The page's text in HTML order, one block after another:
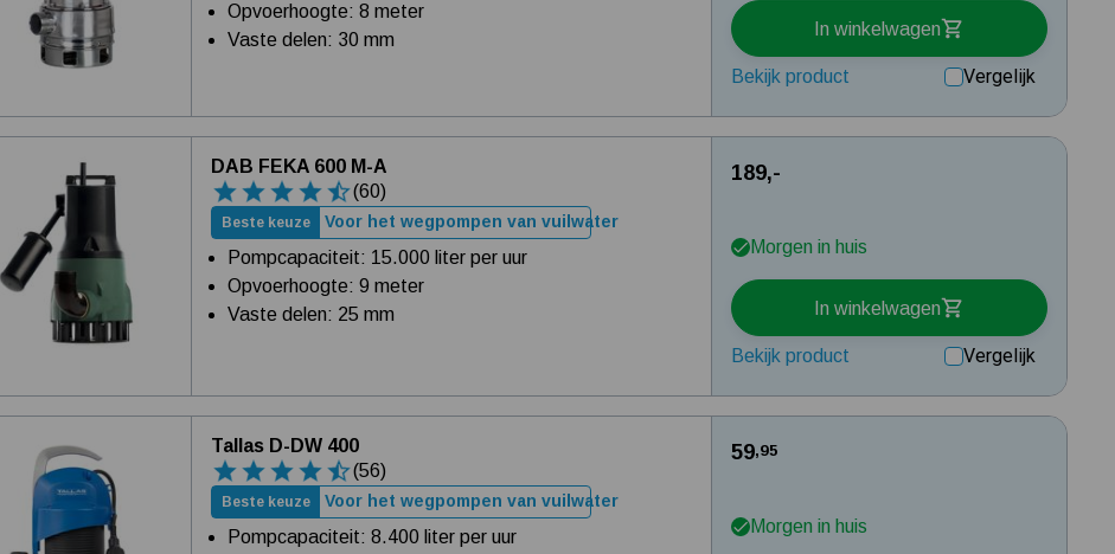
Opvoerhoogte: 8 meter
Vaste delen: 30 mm
In winkelwagen
Bekijk product Vergelijk
DAB FEKA 600 M-A
(60)
Beste keuze Voor het wegpompen van vuilwater
Pompcapaciteit: 15.000 liter per uur
Opvoerhoogte: 9 meter
Vaste delen: 25 mm
189,-
Morgen in huis
In winkelwagen
Bekijk product Vergelijk
Tallas D-DW 400
(56)
Beste keuze Voor het wegpompen van vuilwater
Pompcapaciteit: 8.400 liter per uur
59,95
Morgen in huis